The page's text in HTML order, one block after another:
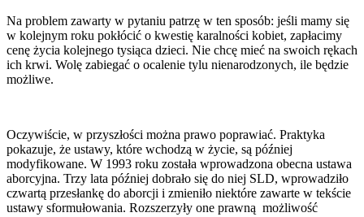
Na problem zawarty w pytaniu patrzę w ten sposób: jeśli mamy się
w kolejnym roku pokłócić o kwestię karalności kobiet, zapłacimy
cenę życia kolejnego tysiąca dzieci. Nie chcę mieć na swoich rękach
ich krwi. Wolę zabiegać o ocalenie tylu nienarodzonych, ile będzie
możliwe.
Oczywiście, w przyszłości można prawo poprawiać. Praktyka
pokazuje, że ustawy, które wchodzą w życie, są później
modyfikowane. W 1993 roku została wprowadzona obecna ustawa
aborcyjna. Trzy lata później dobrało się do niej SLD, wprowadziło
czwartą przesłankę do aborcji i zmieniło niektóre zawarte w tekście
ustawy sformułowania. Rozszerzyły one prawną możliwość